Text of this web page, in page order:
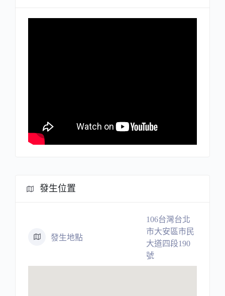
發生位置
發生地點
106台灣台北
市大安區市民
大道四段190
號